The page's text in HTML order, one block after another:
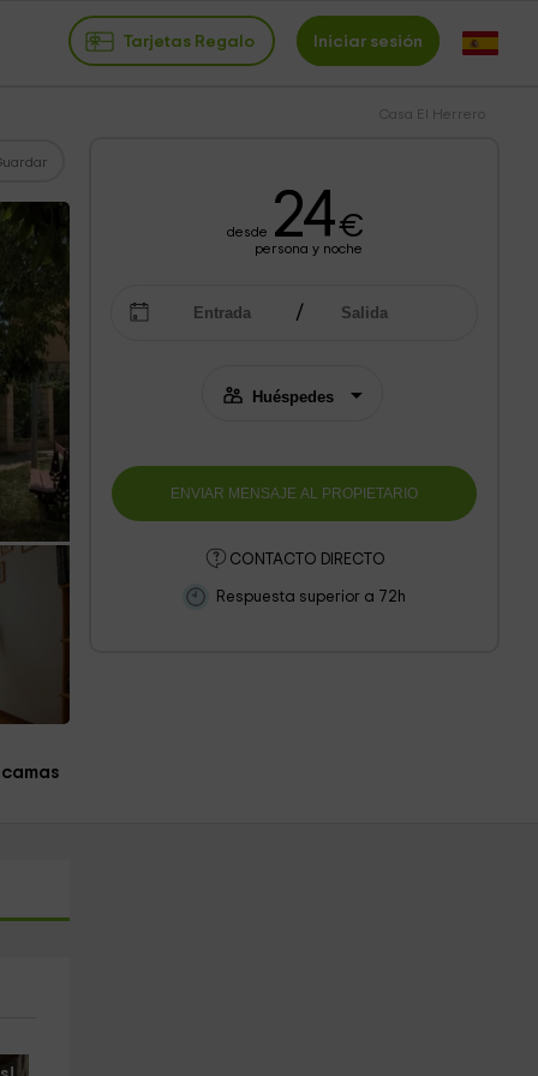
Tarjetas Regalo Iniciar sesión
Casa El Herrero
desde 24€
persona y noche
CONTACTO DIRECTO
Respuesta superior a 72h
camas